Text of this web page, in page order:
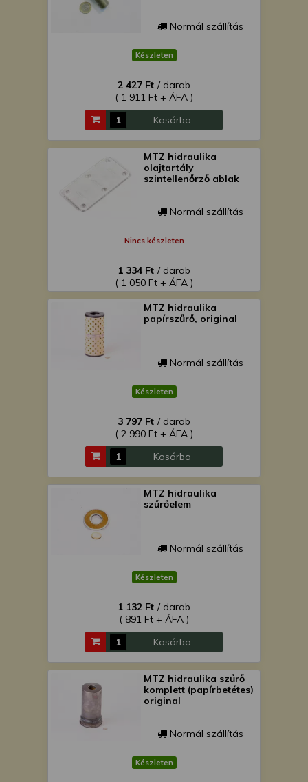
Normál szállítás
Készleten
2 427 Ft / darab
( 1 911 Ft + ÁFA )
Kosárba
MTZ hidraulika
olajtartály
szintellenőrző ablak
Normál szállítás
Nincs készleten
1 334 Ft / darab
( 1 050 Ft + ÁFA )
MTZ hidraulika
papírszűrő, original
Normál szállítás
Készleten
3 797 Ft / darab
( 2 990 Ft + ÁFA )
Kosárba
MTZ hidraulika
szűrőelem
Normál szállítás
Készleten
1 132 Ft / darab
( 891 Ft + ÁFA )
Kosárba
MTZ hidraulika szűrő
komplett (papírbetétes)
original
Normál szállítás
Készleten